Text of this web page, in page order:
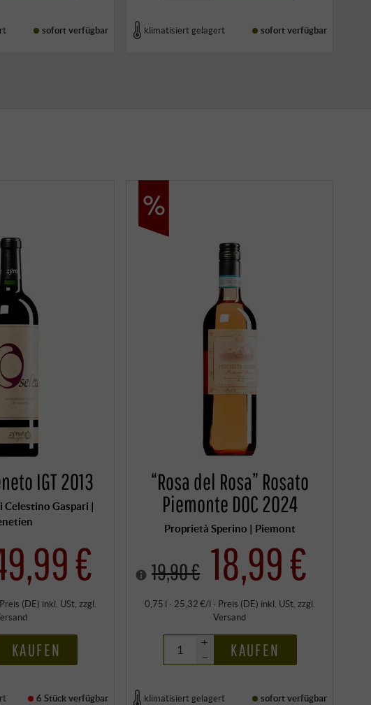
sofort verfügbar klimatisiert gelagert sofort verfügbar
IGT 2013
Celestino Gaspari |
€
Preis (DE) inkl. USt, zzgl.
KAUFEN
6 Stückverfügbar
“Rosa del Rosa” Rosato
Piemonte DOC 2024
Proprietà Sperino | Piemont
19,90 € 18,99 €
0,75 l · 25,32 €/l · Preis (DE) inkl. USt, zzgl.
Versand
+
–
KAUFEN
klimatisiert gelagert sofort verfügbar